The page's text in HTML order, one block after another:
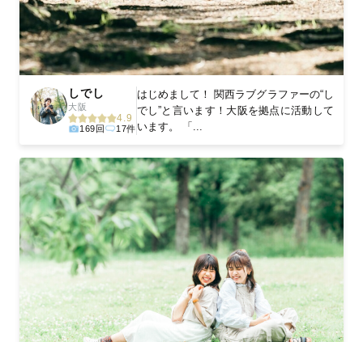
しでし
大阪
4.9
169回 17件
はじめまして！ 関西ラブグラファーの“し
でし”と言います！大阪を拠点に活動して
います。 「...